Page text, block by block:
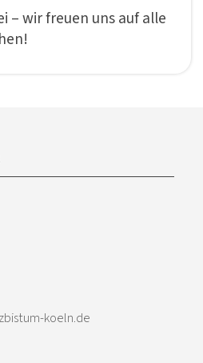
– wir freuen uns auf alle
koeln.de